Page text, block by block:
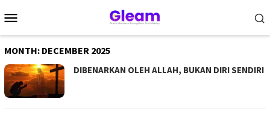
to
Menu
MONTH: DECEMBER 2025
DIBENARKAN OLEH ALLAH, BUKAN DIRI SENDIRI